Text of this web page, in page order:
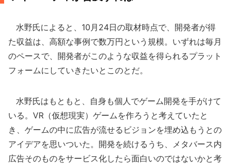
水野氏によると、10月24日の取材時点で、開発者が得
た収益は、高額な事例で数万円という規模。いずれは毎月
のペースで、開発者がこのような収益を得られるプラット
フォームにしていきたいとこのとだ。
水野氏はもともと、自身も個人でゲーム開発を手がけて
いる。VR（仮想現実）ゲームを作ろうと考えていたと
き、ゲームの中に広告が流せるビジョンを埋め込もうとの
アイデアを思いついた。開発を続けるうち、メタバース内
広告そのものをサービス化したら面白いのではないかと考